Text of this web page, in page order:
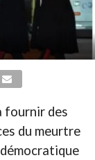
fournir des
du meurtre